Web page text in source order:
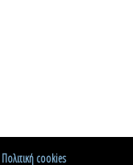
Πολιτική cookies